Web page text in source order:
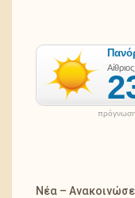
Νέα –